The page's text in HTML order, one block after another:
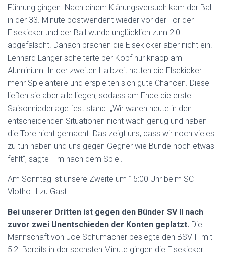
Führung gingen. Nach einem Klärungsversuch kam der Ball
in der 33. Minute postwendent wieder vor der Tor der
Elsekicker und der Ball wurde unglücklich zum 2:0
abgefälscht. Danach brachen die Elsekicker aber nicht ein.
Lennard Langer scheiterte per Kopf nur knapp am
Aluminium. In der zweiten Halbzeit hatten die Elsekicker
mehr Spielanteile und erspielten sich gute Chancen. Diese
ließen sie aber alle liegen, sodass am Ende die erste
Saisonniederlage fest stand. „Wir waren heute in den
entscheidenden Situationen nicht wach genug und haben
die Tore nicht gemacht. Das zeigt uns, dass wir noch vieles
zu tun haben und uns gegen Gegner wie Bünde noch etwas
fehlt“, sagte Tim nach dem Spiel.
Am Sonntag ist unsere Zweite um 15:00 Uhr beim SC
Vlotho II zu Gast.
Bei unserer Dritten ist gegen den Bünder SV II nach
zuvor zwei Unentschieden der Konten geplatzt. Die
Mannschaft von Joe Schumacher besiegte den BSV II mit
5:2. Bereits in der sechsten Minute gingen die Elsekicker